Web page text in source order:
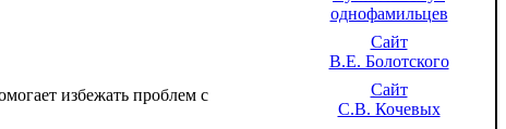
избежать проблем с
однофамильцев
Сайт
В.Е. Болотского
Сайт
С.В. Кочевых